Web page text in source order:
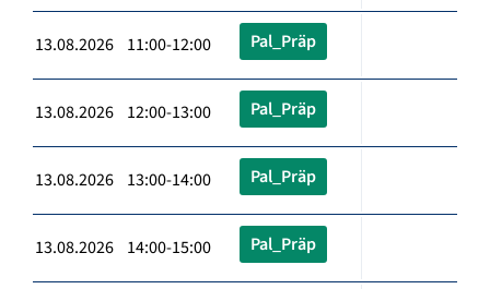
13.08.2026 11:00-12:00 Pal_Präp
13.08.2026 12:00-13:00 Pal_Präp
13.08.2026 13:00-14:00 Pal_Präp
13.08.2026 14:00-15:00 Pal_Präp